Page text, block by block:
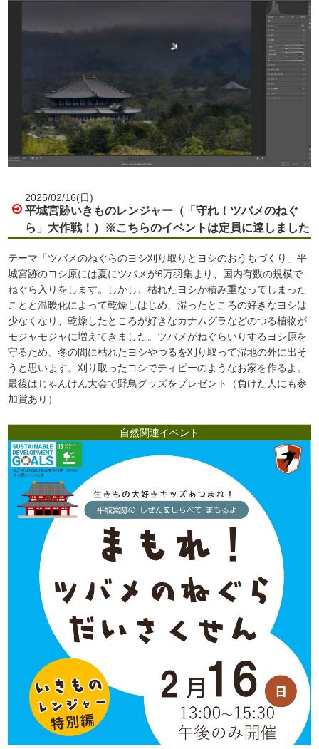
2025/02/16(日)
平城宮跡いきものレンジャー（「守れ！ツバメのねぐ
ら」大作戦！）※こちらのイベントは定員に達しました
テーマ「ツバメのねぐらのヨシ刈り取りとヨシのおうちづくり」平
城宮跡のヨシ原には夏にツバメが6万羽集まり、国内有数の規模で
ねぐら入りをします。しかし、枯れたヨシが積み重なってしまった
ことと温暖化によって乾燥しはじめ、湿ったところの好きなヨシは
少なくなり、乾燥したところが好きなカナムグラなどのつる植物が
モジャモジャに増えてきました。ツバメがねぐらいりするヨシ原を
守るため、冬の間に枯れたヨシやつるを刈り取って湿地の外に出そ
うと思います。刈り取ったヨシでティピーのようなお家を作るよ。
最後はじゃんけん大会で野鳥グッズをプレゼント（負けた人にも参
加賞あり）
自然関連イベント